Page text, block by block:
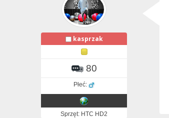
kasprzak
80
Płeć:
Sprzęt: HTC HD2